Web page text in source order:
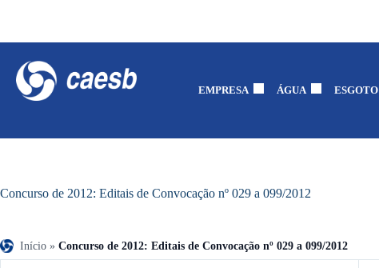
EMPRESA ÁGUA ESGOTO
Concurso de 2012: Editais de Convocação nº 029 a 099/2012
Início » Concurso de 2012: Editais de Convocação nº 029 a 099/2012